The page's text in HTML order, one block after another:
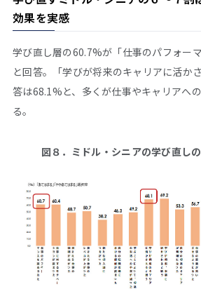
効果を実感
学び直し層の60.7%が「仕事のパフォー
と回答。「学びが将来のキャリアに活か
答は68.1%と、多くが仕事やキャリアへ
る。
図８．ミドル・シニアの学び直し